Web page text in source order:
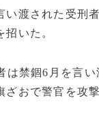
渡された受刑
いた。
禁錮6月を言
おで警官を攻